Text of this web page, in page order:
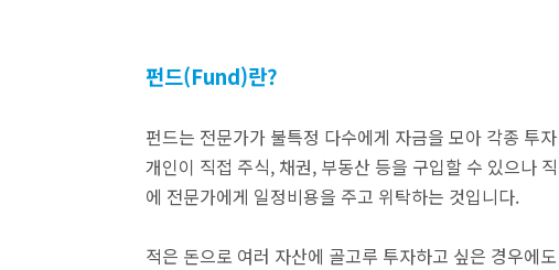
펀드(Fund)란?
펀드는 전문가가 불특정 다수에게 자금을 모아 각종 투
개인이 직접 주식, 채권, 부동산 등을 구입할 수 있으나
에 전문가에게 일정비용을 주고 위탁하는 것입니다.
적은 돈으로 여러 자산에 골고루 투자하고 싶은 경우에